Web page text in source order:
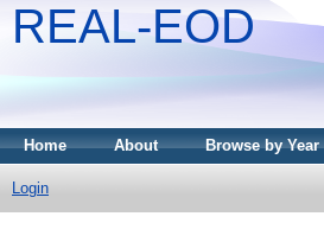
REAL-EOD
Home About Browse by Year
Login